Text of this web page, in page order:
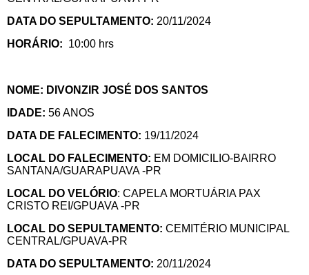
DATA DO SEPULTAMENTO: 20/11/2024
HORÁRIO: 10:00 hrs
NOME: DIVONZIR JOSÉ DOS SANTOS
IDADE: 56 ANOS
DATA DE FALECIMENTO: 19/11/2024
LOCAL DO FALECIMENTO: EM DOMICILIO-BAIRRO
SANTANA/GUARAPUAVA -PR
LOCAL DO VELÓRIO: CAPELA MORTUÁRIA PAX
CRISTO REI/GPUAVA -PR
LOCAL DO SEPULTAMENTO: CEMITÉRIO MUNICIPAL
CENTRAL/GPUAVA-PR
DATA DO SEPULTAMENTO: 20/11/2024